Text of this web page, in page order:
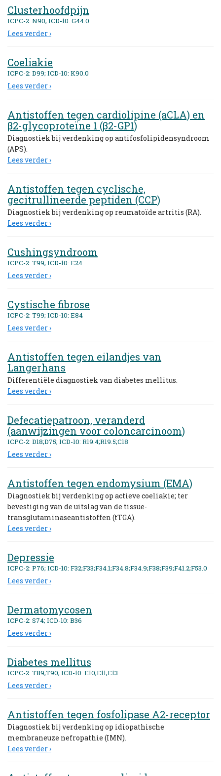
Clusterhoofdpijn
ICPC-2: N90; ICD-10: G44.0
Lees verder ›
Coeliakie
ICPC-2: D99; ICD-10: K90.0
Lees verder ›
Antistoffen tegen cardiolipine (aCLA) en
β2-glycoproteïne 1 (β2-GP1)
Diagnostiek bij verdenking op antifosfolipidensyndroom
(APS).
Lees verder ›
Antistoffen tegen cyclische,
gecitrullineerde peptiden (CCP)
Diagnostiek bij verdenking op reumatoïde artritis (RA).
Lees verder ›
Cushingsyndroom
ICPC-2: T99; ICD-10: E24
Lees verder ›
Cystische fibrose
ICPC-2: T99; ICD-10: E84
Lees verder ›
Antistoffen tegen eilandjes van
Langerhans
Differentiële diagnostiek van diabetes mellitus.
Lees verder ›
Defecatiepatroon, veranderd
(aanwijzingen voor coloncarcinoom)
ICPC-2: D18;D75; ICD-10: R19.4;R19.5;C18
Lees verder ›
Antistoffen tegen endomysium (EMA)
Diagnostiek bij verdenking op actieve coeliakie; ter
bevestiging van de uitslag van de tissue-
transglutaminaseantistoffen (tTGA).
Lees verder ›
Depressie
ICPC-2: P76; ICD-10: F32;F33;F34.1;F34.8;F34.9;F38;F39;F41.2;F53.0
Lees verder ›
Dermatomycosen
ICPC-2: S74; ICD-10: B36
Lees verder ›
Diabetes mellitus
ICPC-2: T89;T90; ICD-10: E10;E11;E13
Lees verder ›
Antistoffen tegen fosfolipase A2-receptor
Diagnostiek bij verdenking op idiopathische
membraneuze nefropathie (IMN).
Lees verder ›